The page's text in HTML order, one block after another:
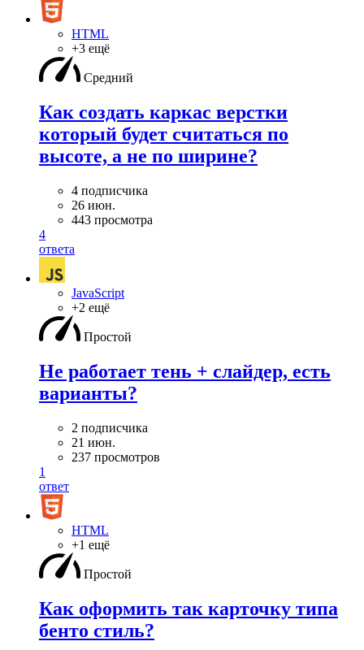
HTML
+3 ещё
Средний
Как создать каркас верстки
который будет считаться по
высоте, а не по ширине?
4 подписчика
26 июн.
443 просмотра
4
ответа
JavaScript
+2 ещё
Простой
Не работает тень + слайдер, есть
варианты?
2 подписчика
21 июн.
237 просмотров
1
ответ
HTML
+1 ещё
Простой
Как оформить так карточку типа
бенто стиль?